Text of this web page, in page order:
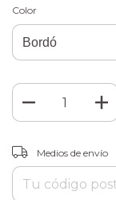
Color
Entregas para el CP:
Medios de envío